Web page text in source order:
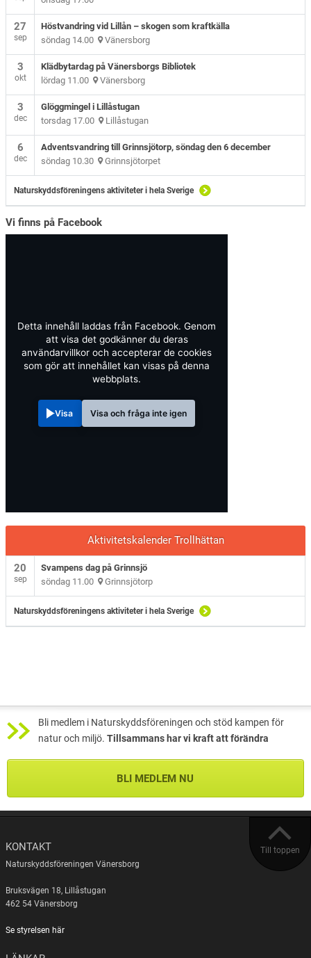
27
sep
Höstvandring vid Lillån – skogen som kraftkälla
söndag 14.00 Vänersborg
3
okt
Klädbytardag på Vänersborgs Bibliotek
lördag 11.00 Vänersborg
3
dec
Glöggmingel i Lillåstugan
torsdag 17.00 Lillåstugan
6
dec
Adventsvandring till Grinnsjötorp, söndag den 6 december
söndag 10.30 Grinnsjötorpet
Naturskyddsföreningens aktiviteter i hela Sverige
Vi finns på Facebook
Detta innehåll laddas från Facebook. Genom
att visa det godkänner du deras
användarvillkor och accepterar de cookies
som gör att innehållet kan visas på denna
webbplats.
Visa Visa och fråga inte igen
Aktivitetskalender Trollhättan
20
sep
Svampens dag på Grinnsjö
söndag 11.00 Grinnsjötorp
Naturskyddsföreningens aktiviteter i hela Sverige
Bli medlem i Naturskyddsföreningen och stöd kampen för
natur och miljö. Tillsammans har vi kraft att förändra
BLI MEDLEM NU
Till toppen
KONTAKT
Naturskyddsföreningen Vänersborg
Bruksvägen 18, Lillåstugan
462 54 Vänersborg
Se styrelsen här